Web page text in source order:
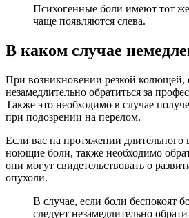
Психогенные боли имеют тот
чаще появляются слева.
В каком случае
При возникновении резкой колющей,
незамедлительно обратиться за
Также это необходимо в случае
при подозрении на перелом.
Если вас на протяжении длительного
ноющие боли, также необходимо
они могут свидетельствовать о
опухоли.
В случае, если боли беспокоят
следует незамедлительно